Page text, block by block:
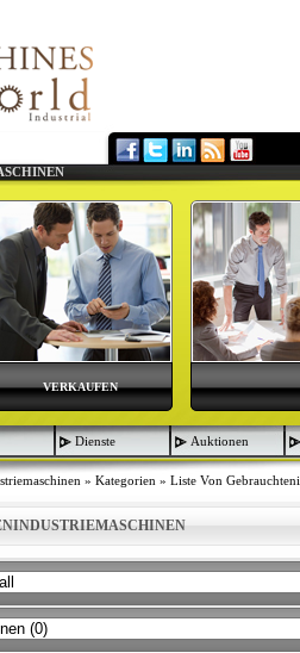
VERKAUFEN
Dienste Auktionen
» Kategorien » Liste Von